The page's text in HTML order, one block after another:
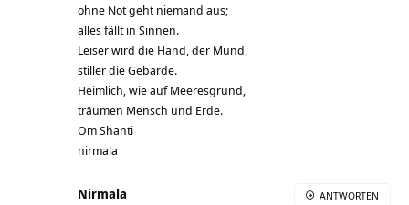
ohne Not geht niemand aus;
alles fällt in Sinnen.
Leiser wird die Hand, der Mund,
stiller die Gebärde.
Heimlich, wie auf Meeresgrund,
träumen Mensch und Erde.
Om Shanti
nirmala
Nirmala ANTWORTEN